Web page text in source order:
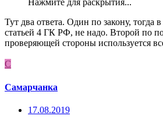
Нажмите для раскрытия...
Тут два ответа. Один по закону, тогда
статьей 4 ГК РФ, не надо. Второй по
проверяющей стороны используется
С
Самарчанка
17.08.2019